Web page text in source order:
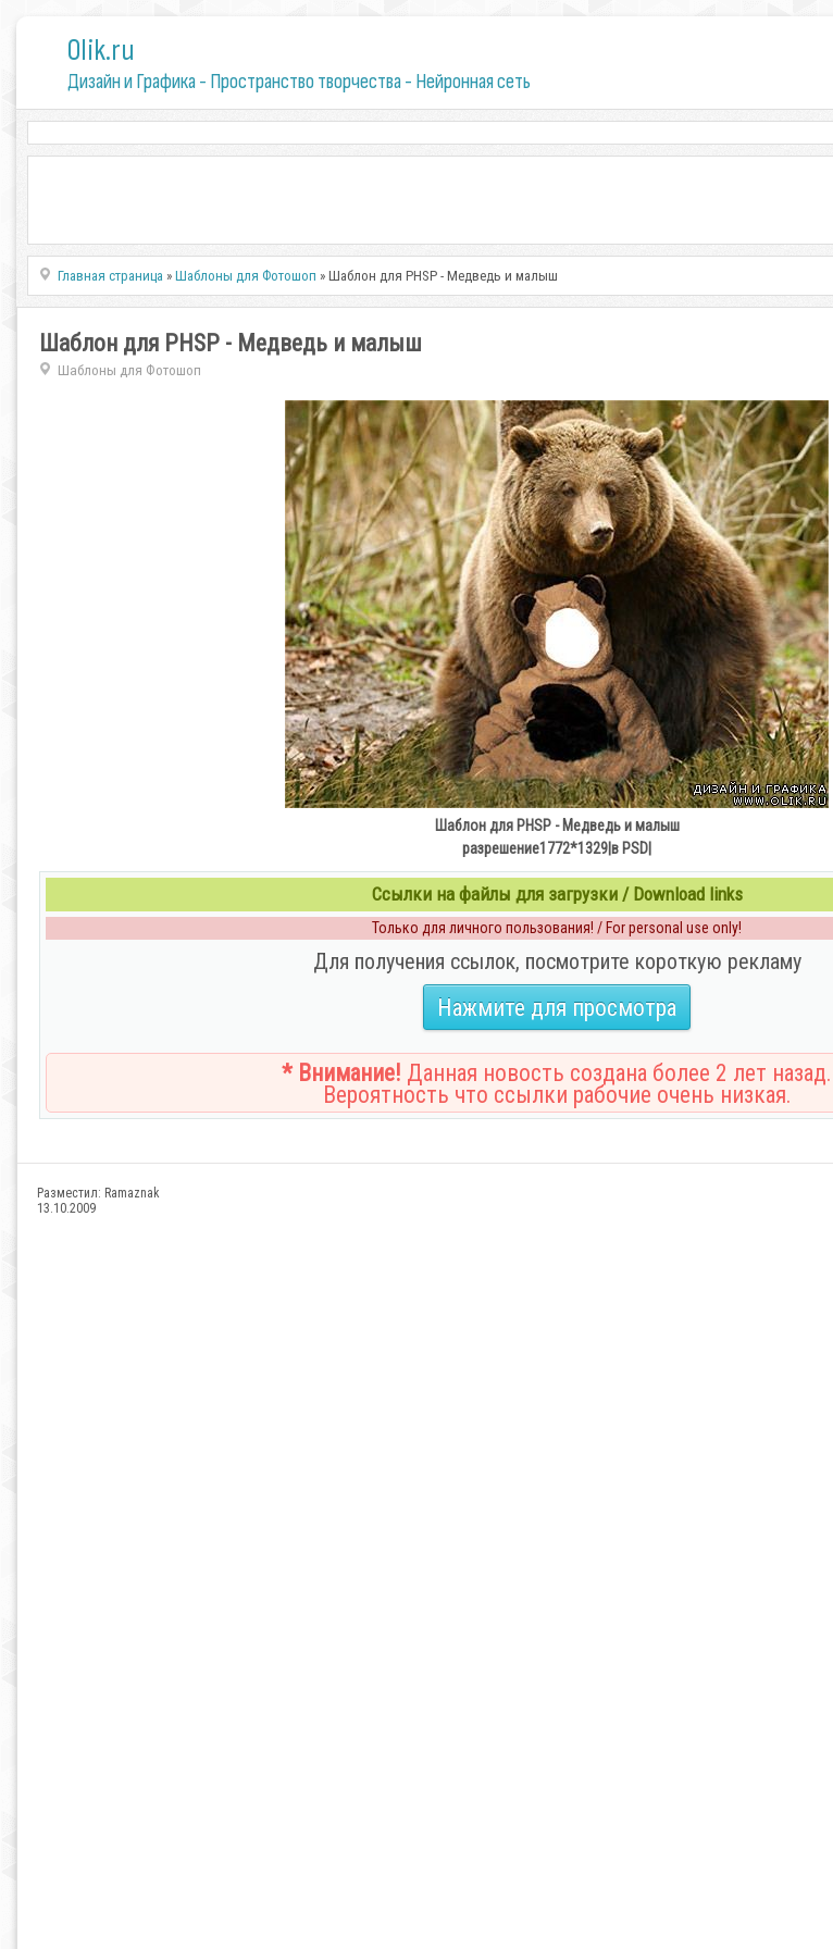
0lik.ru
Дизайн и Графика - Пространство творчества - Нейронная сеть
Главная страница »Шаблоны для Фотошоп » Шаблон для PHSP - Медведь и малыш
Шаблон для PHSP - Медведь и малыш
Шаблоны для Фотошоп
Шаблон для PHSP - Медведь и малыш
разрешение1772*1329|в PSD|
Ссылки на файлы для загрузки / Download links
Только для личного пользования! / For personal use only!
Для получения ссылок, посмотрите короткую рекламу
Нажмите для просмотра
* Внимание! Данная новость создана более 2 лет назад.
Вероятность что ссылки рабочие очень низкая.
Разместил: Ramaznak
13.10.2009